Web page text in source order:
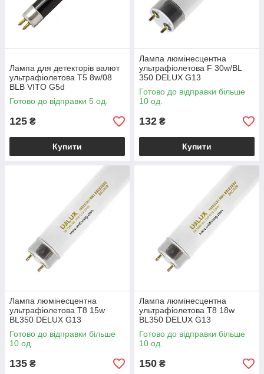
Лампа для детекторів валют
ультрафіолетова T5 8w/08
BLB VITO G5d
Готово до відправки 5 од.
125 ₴
Купити
Лампа люмінесцентна
ультрафіолетова F 30w/BL
350 DELUX G13
Готово до відправки більше
10 од.
132 ₴
Купити
Лампа люмінесцентна
ультрафіолетова T8 15w
BL350 DELUX G13
Готово до відправки більше
10 од.
135 ₴
Лампа люмінесцентна
ультрафіолетова T8 18w
BL350 DELUX G13
Готово до відправки більше
10 од.
150 ₴